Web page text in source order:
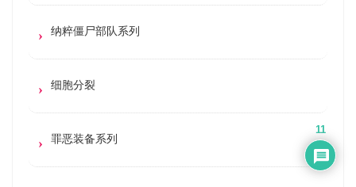
纳粹僵尸部队系列
细胞分裂
罪恶装备系列
11